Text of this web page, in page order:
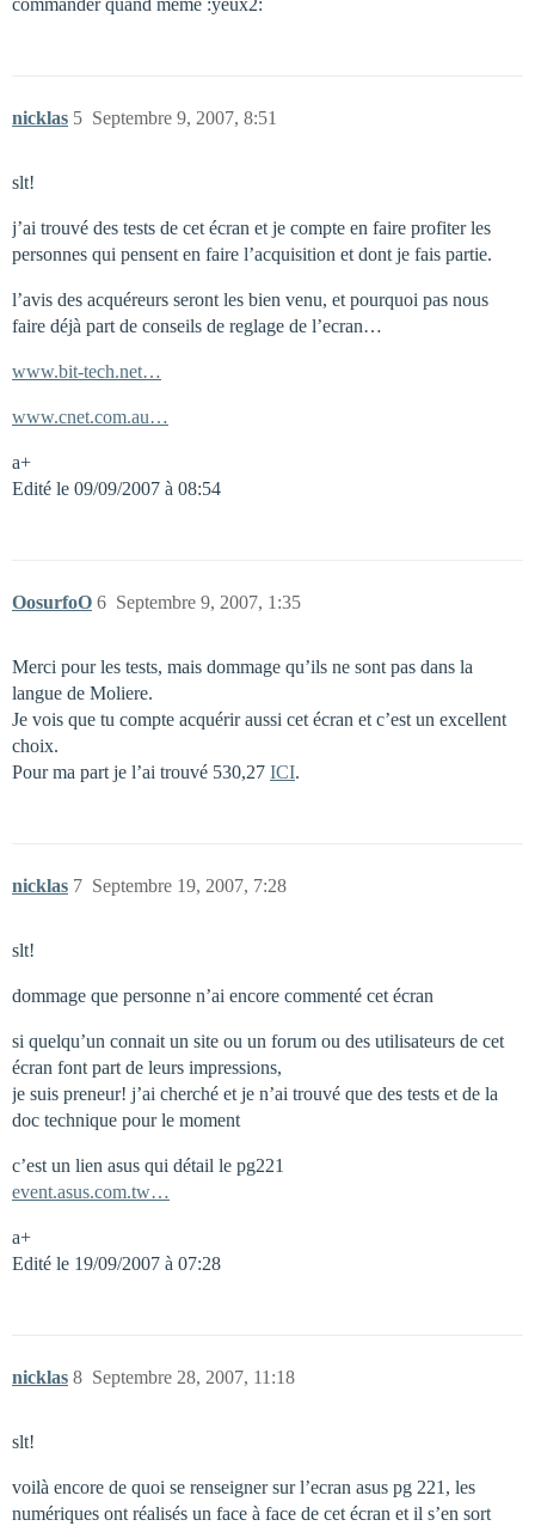
commander quand même :yeux2:
nicklas Septembre 9, 2007, 8:51
5
slt!
j’ai trouvé des tests de cet écran et je compte en faire profiter les
personnes qui pensent en faire l’acquisition et dont je fais partie.
l’avis des acquéreurs seront les bien venu, et pourquoi pas nous
faire déjà part de conseils de reglage de l’ecran…
www.bit-tech.net…
www.cnet.com.au…
a+
Edité le 09/09/2007 à 08:54
OosurfoO Septembre 9, 2007, 1:35
6
Merci pour les tests, mais dommage qu’ils ne sont pas dans la
langue de Moliere.
Je vois que tu compte acquérir aussi cet écran et c’est un excellent
choix.
Pour ma part je l’ai trouvé 530,27 ICI.
nicklas Septembre 19, 2007, 7:28
7
slt!
dommage que personne n’ai encore commenté cet écran
si quelqu’un connait un site ou un forum ou des utilisateurs de cet
écran font part de leurs impressions,
je suis preneur! j’ai cherché et je n’ai trouvé que des tests et de la
doc technique pour le moment
c’est un lien asus qui détail le pg221
event.asus.com.tw…
a+
Edité le 19/09/2007 à 07:28
nicklas Septembre 28, 2007, 11:18
8
slt!
voilà encore de quoi se renseigner sur l’ecran asus pg 221, les
numériques ont réalisés un face à face de cet écran et il s’en sort